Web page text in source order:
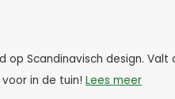
op Scandinavisch design.
in de tuin! Lees meer